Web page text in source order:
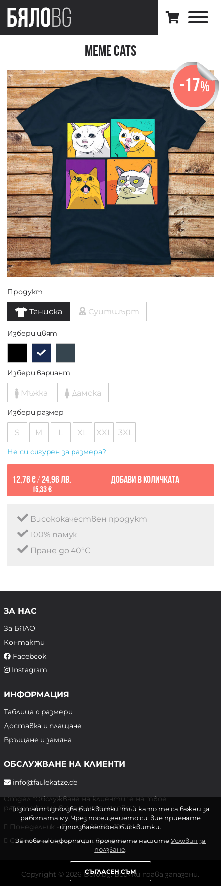
Meme Cats
-17%
Продукт
Тениска Суитшърт
Избери цвят
Избери вариант
Мъжка Дамска
Избери размер
S M L XL XXL 3XL
Не си сигурен за размера?
12,76 €/ 24,96 лв.
15,33 €
Добави в количката
Висококачествен продукт
100% памук
Пране до 40°C
ЗА НАС
За БЯЛО
Контакти
Facebook
Instagram
ИНФОРМАЦИЯ
Таблица с размери
Доставка и плащане
Връщане и замяна
ОБСЛУЖВАНЕ НА КЛИЕНТИ
info@faulekatze.de
Отдел "Обслужване на клиенти" е на твое
разположение в следните часове:
Понеделник - Петък: 10:00 - 19:00 ч.
Събота и Неделя: почивен ден
Copyright © 2026 Bqlo.bg. Всички права запазени.
Този сайт използва бисквитки, тъй като те са важни за
работата му. Чрез посещението си, вие приемате
използването на бисквитки.
За повече информация прочетете нашитеУсловия за
ползване.
СЪГЛАСЕН СЪМ